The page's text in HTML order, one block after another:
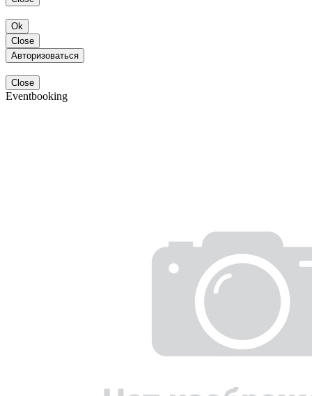
Ok
Close
Авторизоваться
Close
Eventbooking